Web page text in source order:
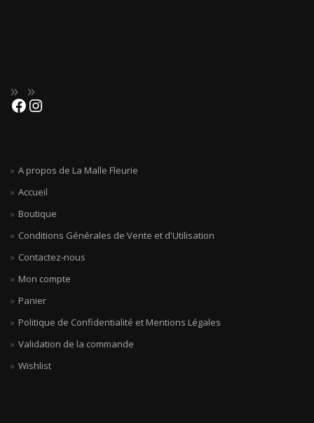
A propos de La Malle Fleurie
Accueil
Boutique
Conditions Générales de Vente et d'Utilisation
Contactez-nous
Mon compte
Panier
Politique de Confidentialité et Mentions Légales
Validation de la commande
Wishlist